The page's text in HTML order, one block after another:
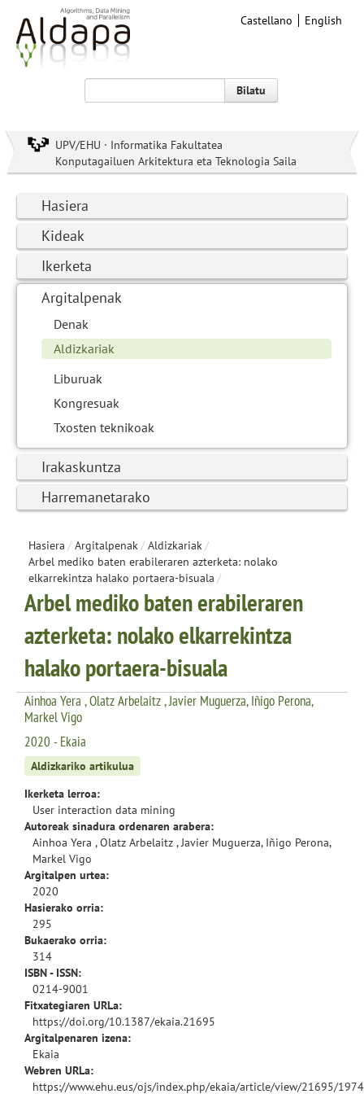
Castellano English
Bilatu
UPV/EHU · Informatika Fakultatea
Konputagailuen Arkitektura eta Teknologia Saila
Hasiera
Kideak
Ikerketa
Argitalpenak
Denak
Aldizkariak
Liburuak
Kongresuak
Txosten teknikoak
Irakaskuntza
Harremanetarako
Hasiera / Argitalpenak/ Aldizkariak/
Arbel mediko baten erabileraren azterketa: nolako
elkarrekintza halako portaera-bisuala /
Arbel mediko baten erabileraren
azterketa: nolako elkarrekintza
halako portaera-bisuala
Ainhoa Yera , Olatz Arbelaitz , Javier Muguerza, Iñigo Perona,
Markel Vigo
2020 - Ekaia
Aldizkariko artikulua
Ikerketa lerroa:
User interaction data mining
Autoreak sinadura ordenaren arabera:
Ainhoa Yera , Olatz Arbelaitz , Javier Muguerza, Iñigo Perona,
Markel Vigo
Argitalpen urtea:
2020
Hasierako orria:
295
Bukaerako orria:
314
ISBN - ISSN:
0214-9001
Fitxategiaren URLa:
https://doi.org/10.1387/ekaia.21695
Argitalpenaren izena:
Ekaia
Webren URLa:
https://www.ehu.eus/ojs/index.php/ekaia/article/view/21695/